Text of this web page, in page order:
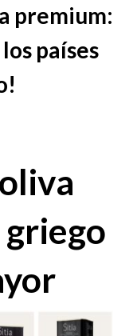
premium:
países